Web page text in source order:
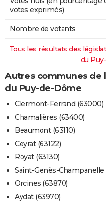
votes exprimés)
Nombre de votants
Tous les résultats des
du
Autres communes de
du Puy-de-Dôme
Clermont-Ferrand (63000)
Chamalières (63400)
Beaumont (63110)
Ceyrat (63122)
Royat (63130)
Saint-Genès-Champanelle
Orcines (63870)
Aydat (63970)